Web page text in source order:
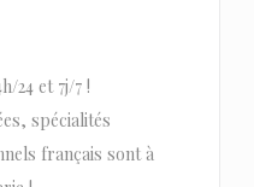
24 et 7j/7 !
spécialités
français sont à